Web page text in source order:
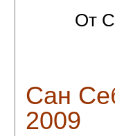
От
Сан
2009